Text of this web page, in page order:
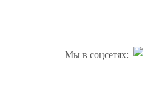
Мы в соцсетях: